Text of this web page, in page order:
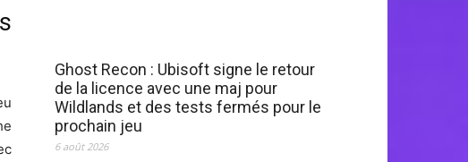
Ghost Recon : Ubisoft signe le retour
de la licence avec une maj pour
Wildlands et des tests fermés pour le
prochain jeu
6 août 2026